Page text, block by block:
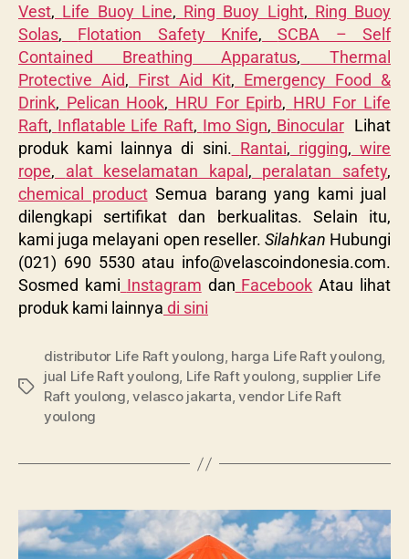
Vest, Life Buoy Line, Ring Buoy Light, Ring Buoy
Solas, Flotation Safety Knife,
SCBA – Self
Contained Breathing Apparatus,
Thermal
Protective Aid, First Aid Kit, Emergency Food &
Drink, Pelican Hook, HRU For Epirb, HRU For Life
Raft, Inflatable Life Raft, Imo Sign, BinocularLihat
produk kami lainnya di sini. Rantai, rigging, wire
rope, alat keselamatan kapal , peralatan safety,
chemical productSemua barang yang kami jual
dilengkapi sertifikat dan berkualitas. Selain itu,
kami juga melayani open reseller. Silahkan Hubungi
(021) 690 5530 atau info@velascoindonesia.com.
Sosmed kami Instagram dan Facebook Atau lihat
produk kami lainnya di sini
distributor Life Raft youlong, harga Life Raft youlong,
jual Life Raft youlong, Life Raft youlong, supplier Life
Raft youlong,velasco jakarta,vendor Life Raft
youlong